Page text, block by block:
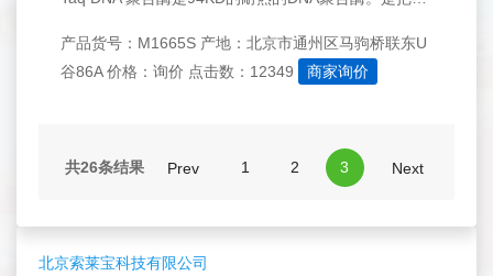
北京索莱宝科技有限公司
产品货号：M1665S 产地：北京市通州区马驹桥联东U
谷86A 价格：询价 点击数：12349 商家询价
共26条结果 Prev 1 2 3 Next